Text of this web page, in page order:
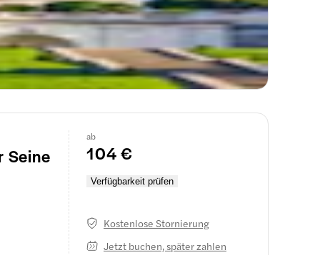
Pariser
Seine
ab
104 €
Verfügbarkeit prüfen
Kostenlose Stornierung
Jetzt buchen, später zahlen